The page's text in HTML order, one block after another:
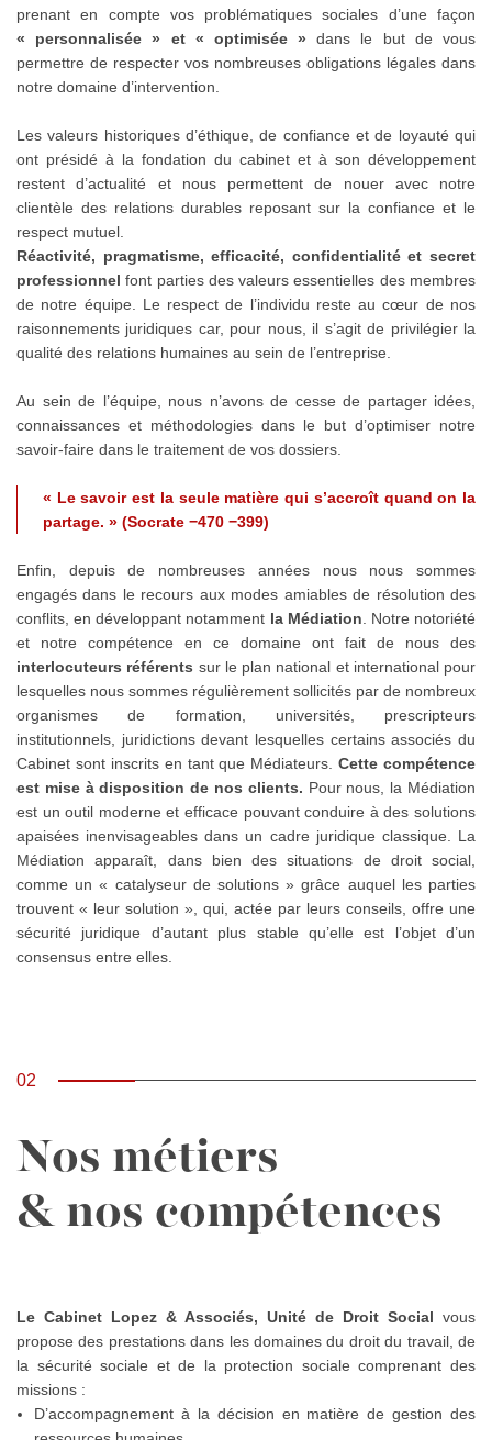
prenant en compte vos problématiques sociales d’une façon
« personnalisée » et « optimisée » dans le but de vous
permettre de respecter vos nombreuses obligations légales dans
notre domaine d’intervention.
Les valeurs historiques d’éthique, de confiance et de loyauté qui
ont présidé à la fondation du cabinet et à son développement
restent d’actualité et nous permettent de nouer avec notre
clientèle des relations durables reposant sur la confiance et le
respect mutuel.
Réactivité, pragmatisme, efficacité, confidentialité et secret
professionnel font parties des valeurs essentielles des membres
de notre équipe. Le respect de l’individu reste au cœur de nos
raisonnements juridiques car, pour nous, il s’agit de privilégier la
qualité des relations humaines au sein de l’entreprise.
Au sein de l’équipe, nous n’avons de cesse de partager idées,
connaissances et méthodologies dans le but d’optimiser notre
savoir-faire dans le traitement de vos dossiers.
« Le savoir est la seule matière qui s’accroît quand on la
partage. » (Socrate −470 −399)
Enfin, depuis de nombreuses années nous nous sommes
engagés dans le recours aux modes amiables de résolution des
conflits, en développant notamment la Médiation . Notre notoriété
et notre compétence en ce domaine ont fait de nous des
interlocuteurs référents sur le plan national et international pour
lesquelles nous sommes régulièrement sollicités par de nombreux
organismes de formation, universités, prescripteurs
institutionnels, juridictions devant lesquelles certains associés du
Cabinet sont inscrits en tant que Médiateurs.Cette compétence
est mise à disposition de nos clients. Pour nous, la Médiation
est un outil moderne et efficace pouvant conduire à des solutions
apaisées inenvisageables dans un cadre juridique classique. La
Médiation apparaît, dans bien des situations de droit social,
comme un « catalyseur de solutions » grâce auquel les parties
trouvent « leur solution », qui, actée par leurs conseils, offre une
sécurité juridique d’autant plus stable qu’elle est l’objet d’un
consensus entre elles.
02
Nos métiers
& nos compétences
Le Cabinet Lopez & Associés, Unité de Droit Social vous
propose des prestations dans les domaines du droit du travail, de
la sécurité sociale et de la protection sociale comprenant des
missions :
D’accompagnement à la décision en matière de gestion des